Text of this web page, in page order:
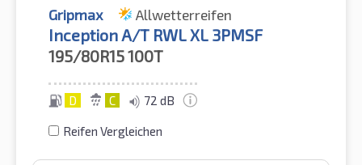
Gripmax Allwetterreifen
Inception A/T RWL XL 3PMSF
195/80R15100T
D C 72 dB
Reifen Vergleichen